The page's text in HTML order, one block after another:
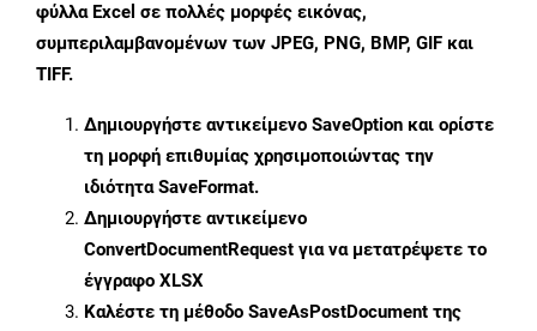
φύλλα Excel σε πολλές μορφές εικόνας,
συμπεριλαμβανομένων των JPEG, PNG, BMP, GIF και
TIFF.
Δημιουργήστε αντικείμενο SaveOption και ορίστε
τη μορφή επιθυμίας χρησιμοποιώντας την
ιδιότηταSaveFormat.
Δημιουργήστε αντικείμενο
ConvertDocumentRequest για να μετατρέψετε το
έγγραφο XLSX
Καλέστε τη μέθοδο SaveAsPostDocument της